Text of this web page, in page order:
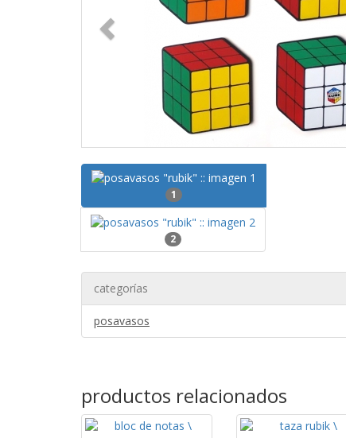
1
2
categorías
posavasos
productos relacionados